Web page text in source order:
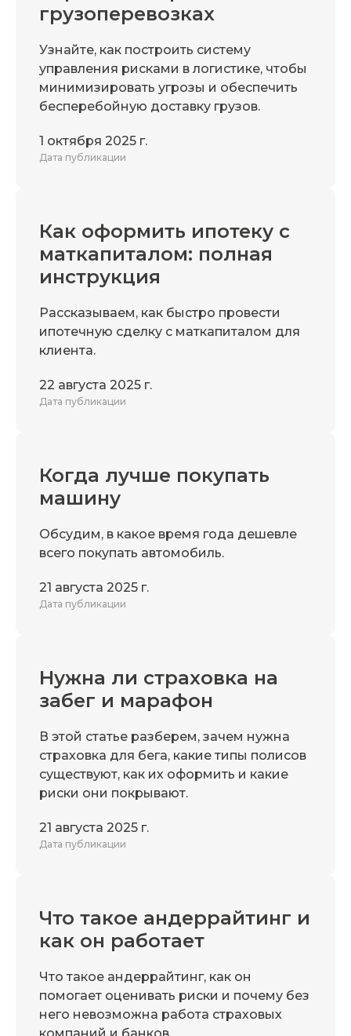
грузоперевозках
Узнайте, как построить систему
управления рисками в логистике, чтобы
минимизировать угрозы и обеспечить
бесперебойную доставку грузов.
1 октября 2025 г.
Дата публикации
Как оформить ипотеку с
маткапиталом: полная
инструкция
Рассказываем, как быстро провести
ипотечную сделку с маткапиталом для
клиента.
22 августа 2025 г.
Дата публикации
Когда лучше покупать
машину
Обсудим, в какое время года дешевле
всего покупать автомобиль.
21 августа 2025 г.
Дата публикации
Нужна ли страховка на
забег и марафон
В этой статье разберем, зачем нужна
страховка для бега, какие типы полисов
существуют, как их оформить и какие
риски они покрывают.
21 августа 2025 г.
Дата публикации
Что такое андеррайтинг и
как он работает
Что такое андеррайтинг, как он
помогает оценивать риски и почему без
него невозможна работа страховых